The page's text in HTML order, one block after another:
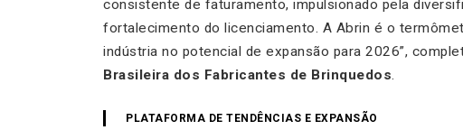
consistente de faturamento, impulsionado pela
fortalecimento do licenciamento. A Abrin é o
indústria no potencial de expansão para 2026”,
Brasileira dos Fabricantes de Brinquedos.
PLATAFORMA DE TENDÊNCIAS E EXPANSÃO